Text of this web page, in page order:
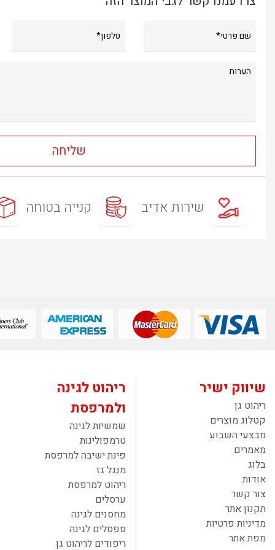
שירות אדיב קנייה בטוחה
שיווק ישיר
ריהוט גן
קטלוג מוצרים
מבצעי השבוע
מאמרים
בלוג
אודות
צור קשר
תקנון אתר
מדיניות פרטיות
מפת אתר
ריהוט לגינה
ולמרפסת
שמשיות לגינה
טרמפולינות
פינת ישיבה למרפסת
מנגל גז
ריהוט למרפסת
ערסלים
מחסנים לגינה
ספסלים לגינה
ריפודים לריהוט גן